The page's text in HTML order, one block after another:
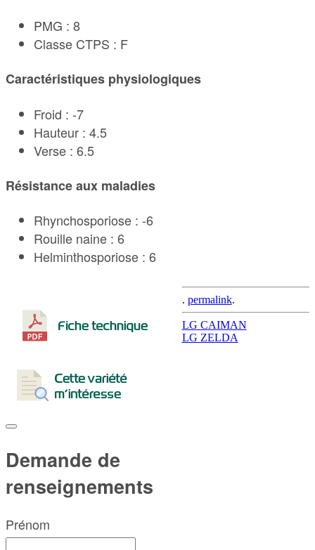
PMG : 8
Classe CTPS : F
Caractéristiques physiologiques
Froid : -7
Hauteur : 4.5
Verse : 6.5
Résistance aux maladies
Rhynchosporiose : -6
Rouille naine : 6
Helminthosporiose : 6
Demande de
renseignements
Prénom
. permalink.
Post
navigation
LG CAIMAN
LG ZELDA